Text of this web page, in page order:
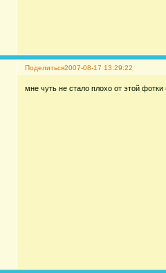
Поделиться2007-08-17 13:29:22
мне чуть не стало плохо от этой